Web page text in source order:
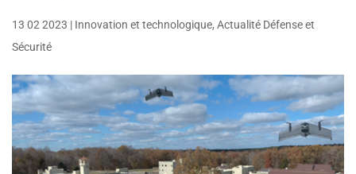
13 02 2023 | Innovation et technologique, Actualité Défense et
Sécurité